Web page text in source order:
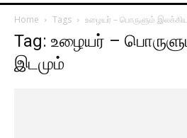
Home Tags உழையர் – பொருளும்
Tag: உழையர் –
இடமும்